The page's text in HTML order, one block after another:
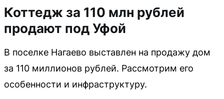
Коттедж за 110 млн рублей
продают под Уфой
В поселке Нагаево выставлен на продажу дом
за 110 миллионов рублей. Рассмотрим его
особенности и инфраструктуру.